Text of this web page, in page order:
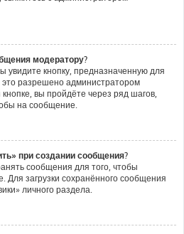
модератору?
кнопку, предназначенную для
разрешено администратором
вы пройдёте через ряд шагов,
на сообщение.
при создании сообщения?
сообщения для того, чтобы
Для загрузки сохранённого сообщения
личного раздела.